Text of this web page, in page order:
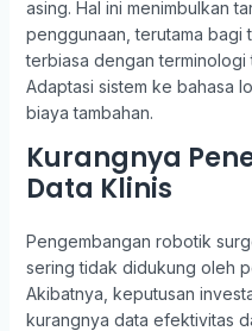
asing. Hal ini menimbulkan
penggunaan, terutama bagi
terbiasa dengan terminologi
Adaptasi sistem ke bahasa
biaya tambahan.
Kurangnya
Data Klinis
Pengembangan robotik
sering tidak didukung oleh
Akibatnya, keputusan
kurangnya data efektivitas